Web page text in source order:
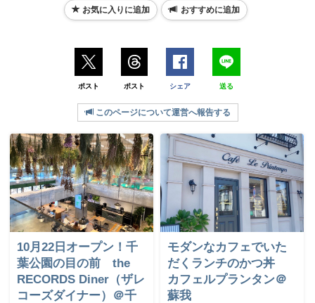
お気に入りに追加 おすすめに追加
ポスト ポスト シェア 送る
このページについて運営へ報告する
10月22日オープン！千
葉公園の目の前 the
RECORDS Diner（ザレ
コーズダイナー）＠千
モダンなカフェでいた
だくランチのかつ丼
カフェルプランタン＠
蘇我